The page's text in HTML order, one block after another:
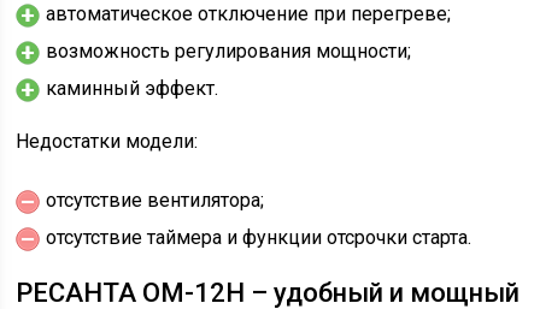
автоматическое отключение при перегреве;
возможность регулирования мощности;
каминный эффект.
Недостатки модели:
отсутствие вентилятора;
отсутствие таймера и функции отсрочки старта.
РЕСАНТА ОМ-12Н – удобный и мощный